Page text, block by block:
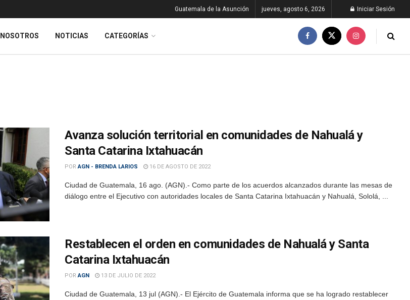
Guatemala de la Asunción jueves, agosto 6, 2026 Iniciar Sesión
NOSOTROS NOTICIAS CATEGORÍAS
Avanza solución territorial en comunidades de Nahualá y
Santa Catarina Ixtahuacán
POR AGN - BRENDA LARIOS 16 DE AGOSTO DE 2022
Ciudad de Guatemala, 16 ago. (AGN).- Como parte de los acuerdos alcanzados durante las mesas de
diálogo entre el Ejecutivo con autoridades locales de Santa Catarina Ixtahuacán y Nahualá, Sololá, ...
Restablecen el orden en comunidades de Nahualá y Santa
Catarina Ixtahuacán
POR AGN 13 DE JULIO DE 2022
Ciudad de Guatemala, 13 jul (AGN).- El Ejército de Guatemala informa que se ha logrado restablecer